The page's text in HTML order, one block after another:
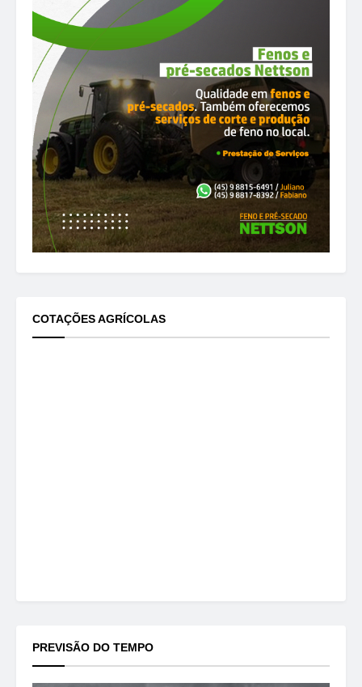
COTAÇÕES AGRÍCOLAS
PREVISÃO DO TEMPO